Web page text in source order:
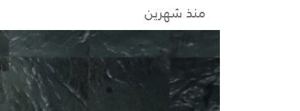
منذ شهرين